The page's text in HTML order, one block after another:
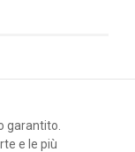
garantito.
e le più